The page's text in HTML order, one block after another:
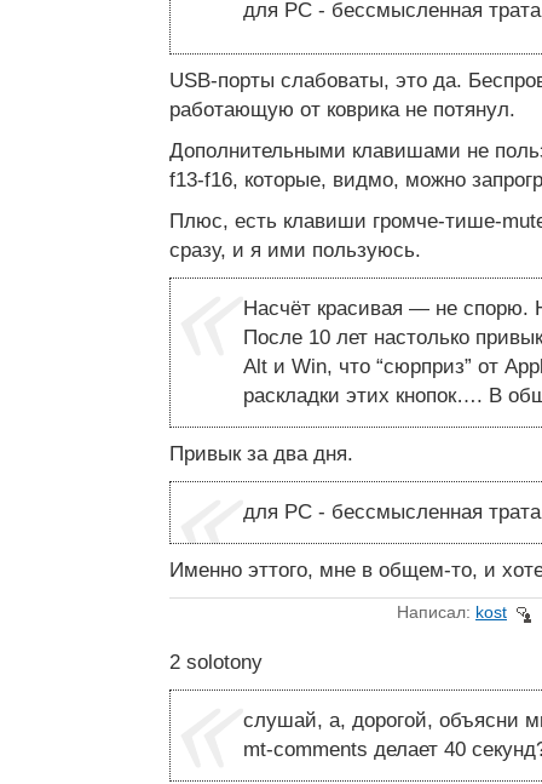
для PC - бессмысленная
USB-порты слабоваты, это да.
работающую от коврика не потянул.
Дополнительными клавишами не
f13-f16, которые, видмо, можно
Плюс, есть клавиши громче-тише-
сразу, и я ими пользуюсь.
Насчёт красивая — не спорю.
После 10 лет настолько
Alt и Win, что “сюрприз” от
раскладки этих кнопок…. В
Привык за два дня.
для PC - бессмысленная
Именно эттого, мне в общем-то, и
Написал: kost
2 solotony
слушай, а, дорогой, объясни
mt-comments делает 40